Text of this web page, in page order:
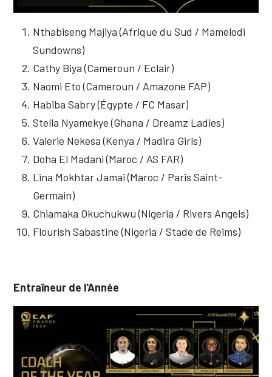
Nthabiseng Majiya (Afrique du Sud / Mamelodi
Sundowns)
Cathy Biya (Cameroun / Eclair)
Naomi Eto (Cameroun / Amazone FAP)
Habiba Sabry (Égypte / FC Masar)
Stella Nyamekye (Ghana / Dreamz Ladies)
Valerie Nekesa (Kenya / Madira Girls)
Doha El Madani (Maroc / AS FAR)
Lina Mokhtar Jamai (Maroc / Paris Saint-
Germain)
Chiamaka Okuchukwu (Nigeria / Rivers Angels)
Flourish Sabastine (Nigeria / Stade de Reims)
Entraîneur de l'Année